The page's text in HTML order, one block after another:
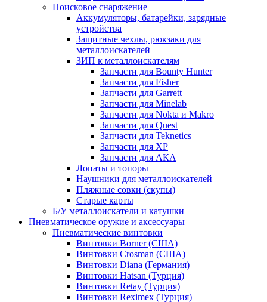
Поисковое снаряжение
Аккумуляторы, батарейки, зарядные
устройства
Защитные чехлы, рюкзаки для
металлоискателей
ЗИП к металлоискателям
Запчасти для Bounty Hunter
Запчасти для Fisher
Запчасти для Garrett
Запчасти для Minelab
Запчасти для Nokta и Makro
Запчасти для Quest
Запчасти для Teknetics
Запчасти для XP
Запчасти для АКА
Лопаты и топоры
Наушники для металлоискателей
Пляжные совки (скупы)
Старые карты
Б/У металлоискатели и катушки
Пневматическое оружие и аксессуары
Пневматические винтовки
Винтовки Borner (США)
Винтовки Crosman (США)
Винтовки Diana (Германия)
Винтовки Hatsan (Турция)
Винтовки Retay (Турция)
Винтовки Reximex (Турция)